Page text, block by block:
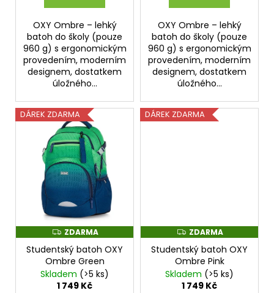
OXY Ombre – lehký
batoh do školy (pouze
960 g) s ergonomickým
provedením, moderním
designem, dostatkem
úložného...
OXY Ombre – lehký
batoh do školy (pouze
960 g) s ergonomickým
provedením, moderním
designem, dostatkem
úložného...
DÁREK ZDARMA
Z
D
A
R
M
A
ZDARMA
Studentský batoh OXY
Ombre Green
Skladem (>5 ks)
1 749 Kč
DÁREK ZDARMA
Z
D
A
R
M
A
ZDARMA
Studentský batoh OXY
Ombre Pink
Skladem (>5 ks)
1 749 Kč